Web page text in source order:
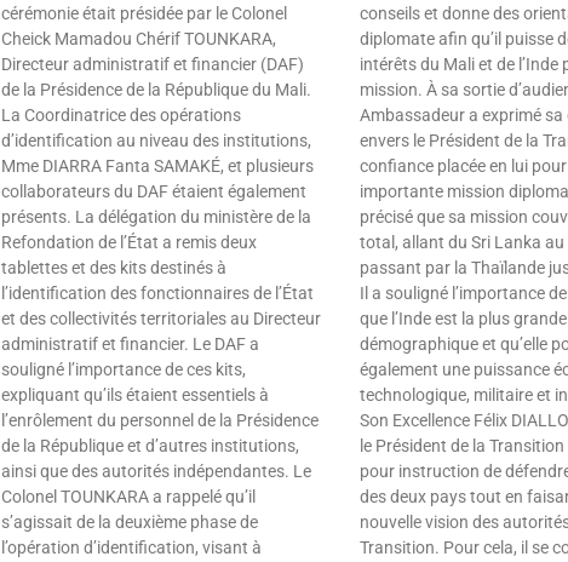
cérémonie était présidée par le Colonel
Cheick Mamadou Chérif TOUNKARA,
Directeur administratif et financier (DAF)
de la Présidence de la République du Mali.
La Coordinatrice des opérations
d’identification au niveau des institutions,
Mme DIARRA Fanta SAMAKÉ, et plusieurs
collaborateurs du DAF étaient également
présents. La délégation du ministère de la
Refondation de l’État a remis deux
tablettes et des kits destinés à
l’identification des fonctionnaires de l’État
et des collectivités territoriales au Directeur
administratif et financier. Le DAF a
souligné l’importance de ces kits,
expliquant qu’ils étaient essentiels à
l’enrôlement du personnel de la Présidence
de la République et d’autres institutions,
ainsi que des autorités indépendantes. Le
Colonel TOUNKARA a rappelé qu’il
s’agissait de la deuxième phase de
l’opération d’identification, visant à
conseils et donne des
diplomate afin qu’il puisse
intérêts du Mali et de l’Inde
mission. À sa sortie
Ambassadeur a exprimé
envers le Président de la
confiance placée en lui
importante mission
précisé que sa mission
total, allant du Sri Lanka au
passant par la Thaïlande
Il a souligné l’importance
que l’Inde est la plus
démographique et qu’elle
également une puissance
technologique, militaire et
Son Excellence Félix
le Président de la
pour instruction de
des deux pays tout en
nouvelle vision des
Transition. Pour cela, il se